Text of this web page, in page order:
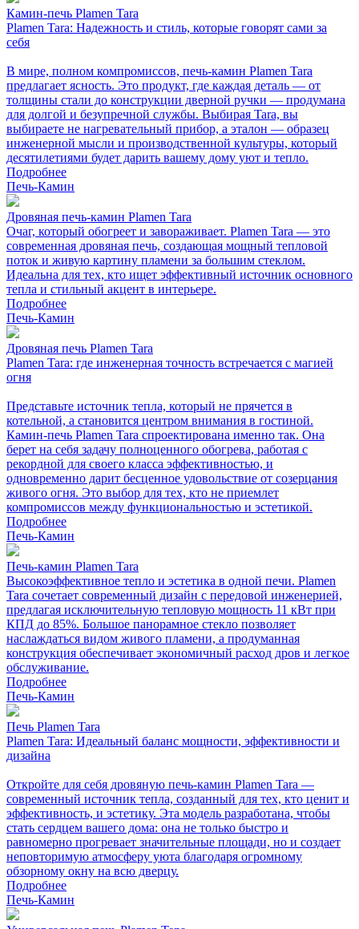
Камин-печь Plamen Tara
Plamen Tara: Надежность и стиль, которые говорят сами за
себя
В мире, полном компромиссов, печь-камин Plamen Tara
предлагает ясность. Это продукт, где каждая деталь — от
толщины стали до конструкции дверной ручки — продумана
для долгой и безупречной службы. Выбирая Tara, вы
выбираете не нагревательный прибор, а эталон — образец
инженерной мысли и производственной культуры, который
десятилетиями будет дарить вашему дому уют и тепло.
Подробнее
Печь-Камин
Дровяная печь-камин Plamen Tara
Очаг, который обогреет и завораживает. Plamen Tara — это
современная дровяная печь, создающая мощный тепловой
поток и живую картину пламени за большим стеклом.
Идеальна для тех, кто ищет эффективный источник основного
тепла и стильный акцент в интерьере.
Подробнее
Печь-Камин
Дровяная печь Plamen Tara
Plamen Tara: где инженерная точность встречается с магией
огня
Представьте источник тепла, который не прячется в
котельной, а становится центром внимания в гостиной.
Камин-печь Plamen Tara спроектирована именно так. Она
берет на себя задачу полноценного обогрева, работая с
рекордной для своего класса эффективностью, и
одновременно дарит бесценное удовольствие от созерцания
живого огня. Это выбор для тех, кто не приемлет
компромиссов между функциональностью и эстетикой.
Подробнее
Печь-Камин
Печь-камин Plamen Tara
Высокоэффективное тепло и эстетика в одной печи. Plamen
Tara сочетает современный дизайн с передовой инженерией,
предлагая исключительную тепловую мощность 11 кВт при
КПД до 85%. Большое панорамное стекло позволяет
наслаждаться видом живого пламени, а продуманная
конструкция обеспечивает экономичный расход дров и легкое
обслуживание.
Подробнее
Печь-Камин
Печь Plamen Tara
Plamen Tara: Идеальный баланс мощности, эффективности и
дизайна
Откройте для себя дровяную печь-камин Plamen Tara —
современный источник тепла, созданный для тех, кто ценит и
эффективность, и эстетику. Эта модель разработана, чтобы
стать сердцем вашего дома: она не только быстро и
равномерно прогревает значительные площади, но и создает
неповторимую атмосферу уюта благодаря огромному
обзорному окну на всю дверцу.
Подробнее
Печь-Камин